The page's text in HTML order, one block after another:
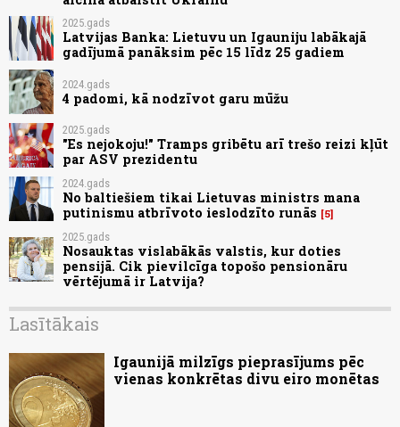
2025.gads
Latvijas Banka: Lietuvu un Igauniju labākajā
gadījumā panāksim pēc 15 līdz 25 gadiem
2024.gads
4 padomi, kā nodzīvot garu mūžu
2025.gads
"Es nejokoju!" Tramps gribētu arī trešo reizi kļūt
par ASV prezidentu
2024.gads
No baltiešiem tikai Lietuvas ministrs mana
putinismu atbrīvoto ieslodzīto runās
5
2025.gads
Nosauktas vislabākās valstis, kur doties
pensijā. Cik pievilcīga topošo pensionāru
vērtējumā ir Latvija?
Lasītākais
Igaunijā milzīgs pieprasījums pēc
vienas konkrētas divu eiro monētas